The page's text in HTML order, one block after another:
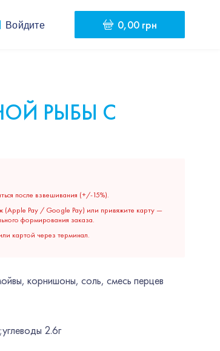
Войдите 0,00 грн
РЫБЫ С
после взвешивания (+/-15%).
(Apple Pay / Google Pay) или привяжите карту —
формирования заказа.
картой через терминал.
корнишоны, соль, смесь перцев
2.6г